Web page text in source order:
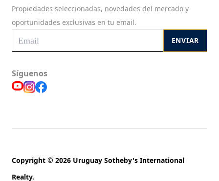
Propiedades seleccionadas, novedades del mercado y
oportunidades exclusivas en tu email.
ENVIAR
Síguenos
Copyright © 2026 Uruguay Sotheby's International
Realty.